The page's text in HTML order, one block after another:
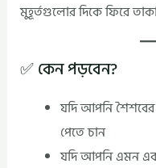
মুহূর্তগুলোর দিকে ফিরে
✅ কেন পড়বেন?
যদি আপনি
পেতে চান
যদি আপনি এমন